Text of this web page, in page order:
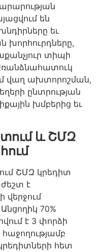
են
եւ
խորհուրդները,
տիպի
վաղ ախտորոշման,
ընտրության
խմբերից եւ
և ՇՄԶ
ՇՄԶ կրեդիտ
է
վերջում
70%
է 3 փորձի
հետ